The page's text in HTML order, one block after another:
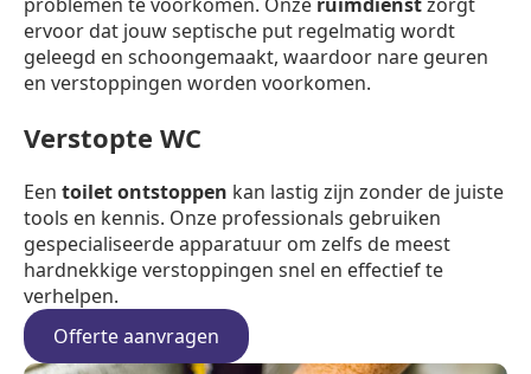
ervoor dat jouw septische put regelmatig wordt
geleegd en schoongemaakt, waardoor nare geuren
en verstoppingen worden voorkomen.
Verstopte WC
Een toilet ontstoppen kan lastig zijn zonder de juiste
tools en kennis. Onze professionals gebruiken
gespecialiseerde apparatuur om zelfs de meest
hardnekkige verstoppingen snel en effectief te
verhelpen.
Offerte aanvragen